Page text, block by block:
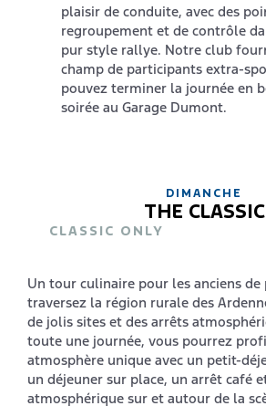
plaisir de conduite, avec des
regroupement et de contrôle
pur style rallye. Notre club
champ de participants extra-
pouvez terminer la journée en
soirée au Garage Dumont.
DIMANCHE
THE CLASSIC
CLASSIC ONLY
Un tour culinaire pour les anciens de
traversez la région rurale des
de jolis sites et des arrêts
toute une journée, vous pourrez
atmosphère unique avec un petit-
un déjeuner sur place, un arrêt café
atmosphérique sur et autour de la